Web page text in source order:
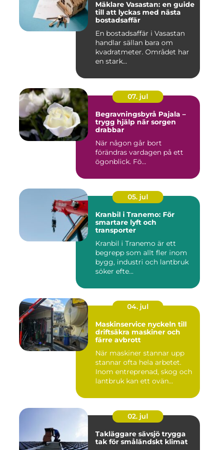
Mäklare Vasastan: en guide
till att lyckas med nästa
bostadsaffär
En bostadsaffär i Vasastan
handlar sällan bara om
kvadratmeter. Området har
en stark...
07. jul
Begravningsbyrå Pajala –
trygg hjälp när sorgen
drabbar
När någon går bort
förändras vardagen på ett
ögonblick. Fö...
05. jul
Kranbil i Tranemo: För
smartare lyft och
transporter
Kranbil i Tranemo är ett
begrepp som allt fler inom
bygg, industri och lantbruk
söker efte...
04. jul
Maskinservice nyckeln till
driftsäkra maskiner och
färre avbrott
När maskiner stannar upp
stannar ofta hela arbetet.
Inom entreprenad, skog och
lantbruk kan ett ovän...
02. jul
Takläggare sävsjö trygga
tak för småländskt klimat